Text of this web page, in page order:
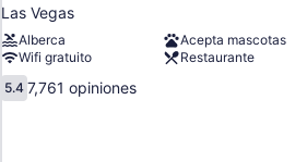
Las Vegas
Alberca
Acepta mascotas
Wifi gratuito
Restaurante
5.4
de
5.4 7,761 opiniones